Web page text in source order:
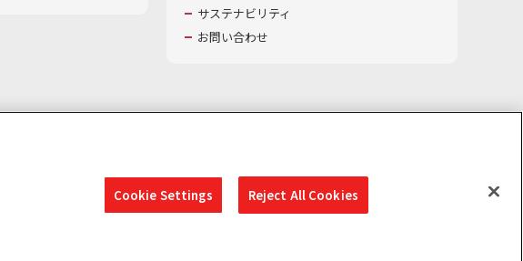
サステナビリティ
お問い合わせ
Cookie Settings Reject All Cookies